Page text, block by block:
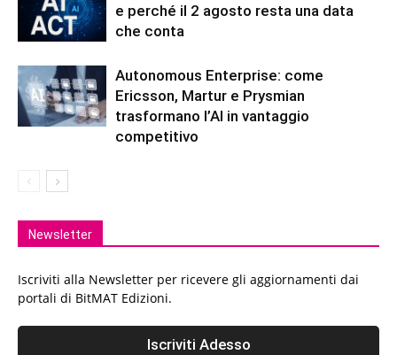
e perché il 2 agosto resta una data
che conta
Autonomous Enterprise: come
Ericsson, Martur e Prysmian
trasformano l’AI in vantaggio
competitivo
Newsletter
Iscriviti alla Newsletter per ricevere gli aggiornamenti dai
portali di BitMAT Edizioni.